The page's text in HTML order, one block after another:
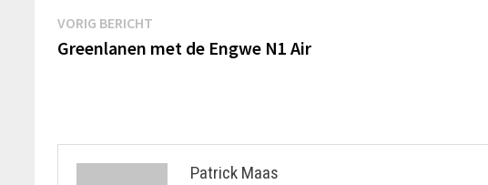
Berichtnavigatie
VORIG BERICHT
bericht:
Greenlanen met de Engwe N1 Air
Patrick Maas